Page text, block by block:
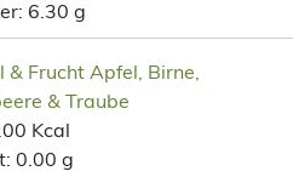
6.30 g
Frucht Apfel, Birne,
& Traube
Kcal
0.00 g